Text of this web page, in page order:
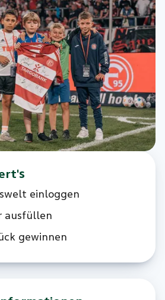
einloggen
ausfüllen
gewinnen